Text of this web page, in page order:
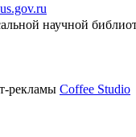
научной
рекламы Coffee Studio